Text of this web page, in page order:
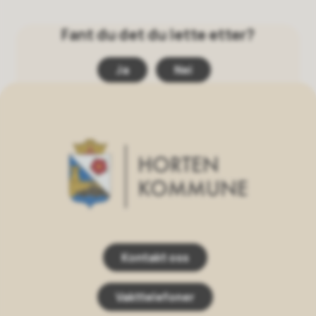
Fant du det du lette etter?
Ja Nei
Kontakt oss
Vakttelefoner